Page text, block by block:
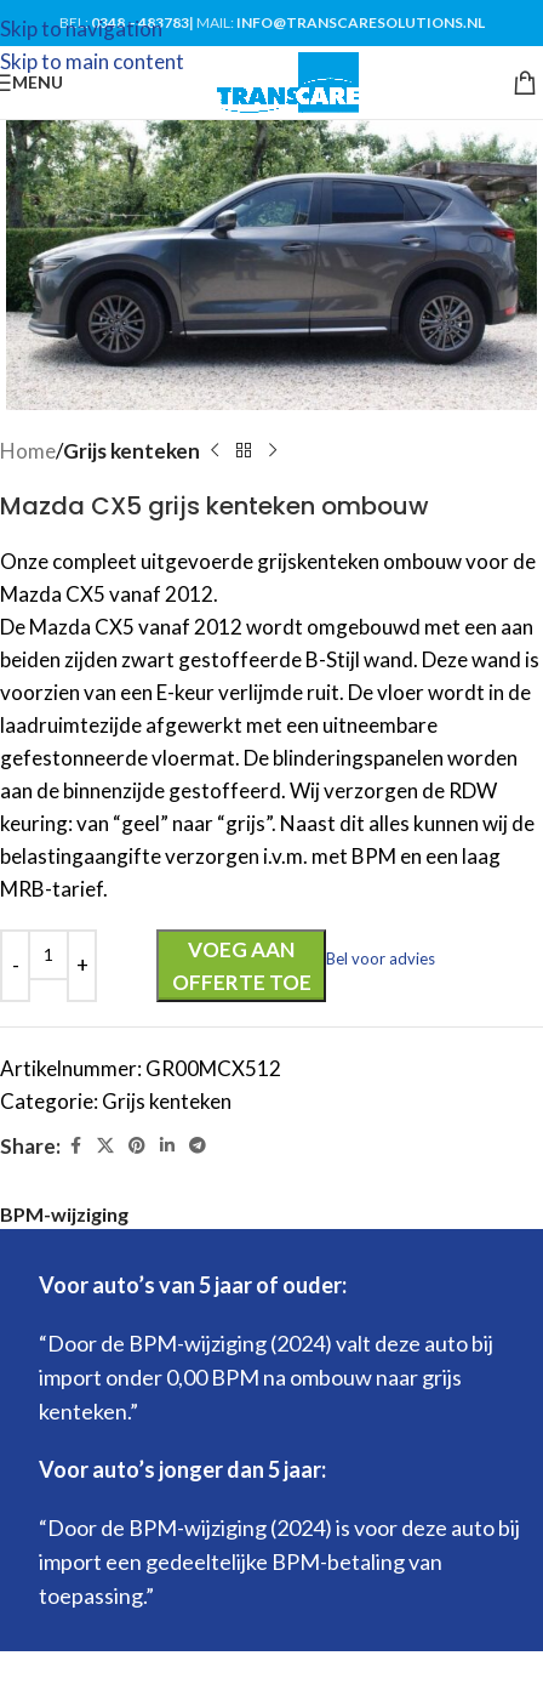
Skip to navigation
Skip to main content
BEL:0348 – 483783| MAIL: INFO@TRANSCARESOLUTIONS.NL
MENU
Home Grijs kenteken
Mazda CX5 grijs kenteken ombouw
Onze compleet uitgevoerde grijskenteken ombouw voor de
Mazda CX5 vanaf 2012.
De Mazda CX5 vanaf 2012 wordt omgebouwd met een aan
beiden zijden zwart gestoffeerde B-Stijl wand. Deze wand is
voorzien van een E-keur verlijmde ruit. De vloer wordt in de
laadruimtezijde afgewerkt met een uitneembare
gefestonneerde vloermat. De blinderingspanelen worden
aan de binnenzijde gestoffeerd. Wij verzorgen de RDW
keuring: van “geel” naar “grijs”. Naast dit alles kunnen wij de
belastingaangifte verzorgen i.v.m. met BPM en een laag
MRB-tarief.
VOEG AAN
OFFERTE TOE
Bel voor advies
Artikelnummer:GR00MCX512
Categorie:Grijs kenteken
Share:
BPM-wijziging
Voor auto’s van 5 jaar of ouder:
“Door de BPM-wijziging (2024) valt deze auto bij
import onder 0,00 BPM na ombouw naar grijs
kenteken.”
Voor auto’s jonger dan 5 jaar:
“Door de BPM-wijziging (2024) is voor deze auto bij
import een gedeeltelijke BPM-betaling van
toepassing.”